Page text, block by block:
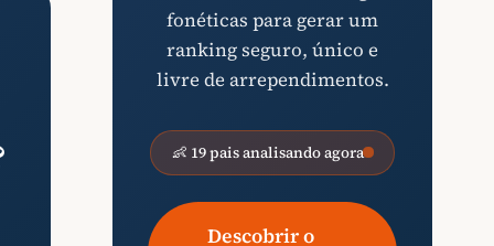
fonéticas para gerar um
ranking seguro, único e
livre de arrependimentos.
👶 19 pais analisando agora
Descobrir o